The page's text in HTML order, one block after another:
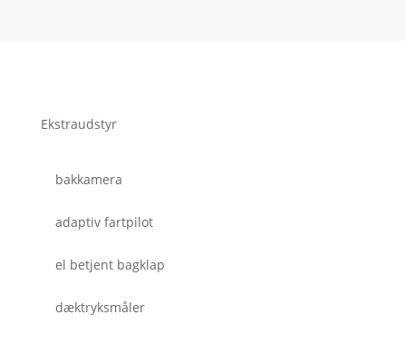
Ekstraudstyr
bakkamera
adaptiv fartpilot
el betjent bagklap
dæktryksmåler